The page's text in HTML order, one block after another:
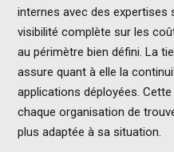
internes avec des
visibilité complète sur les
au périmètre bien défini. La
assure quant à elle la
applications déployées.
chaque organisation de
plus adaptée à sa situation.